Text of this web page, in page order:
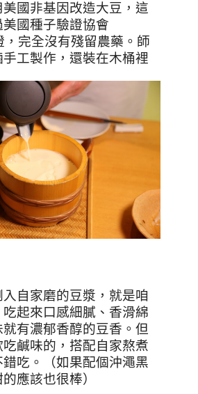
國非基因改造大豆，這
國種子驗證協會
，完全沒有殘留農藥。師
工製作，還裝在木桶裡
自家磨的豆漿，就是咱
起來口感細膩、香滑綿
有濃郁香醇的豆香。但
鹹味的，搭配自家熬煮
吃。（如果配個沖澠黑
應該也很棒）